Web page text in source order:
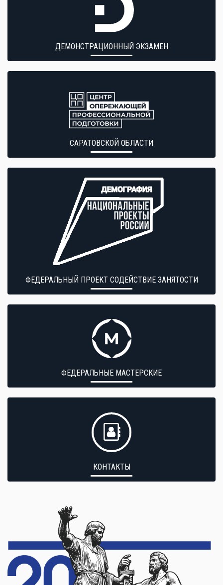
ДЕМОНСТРАЦИОННЫЙ ЭКЗАМЕН
САРАТОВСКОЙ ОБЛАСТИ
ФЕДЕРАЛЬНЫЙ ПРОЕКТ СОДЕЙСТВИЕ ЗАНЯТОСТИ
ФЕДЕРАЛЬНЫЕ МАСТЕРСКИЕ
КОНТАКТЫ